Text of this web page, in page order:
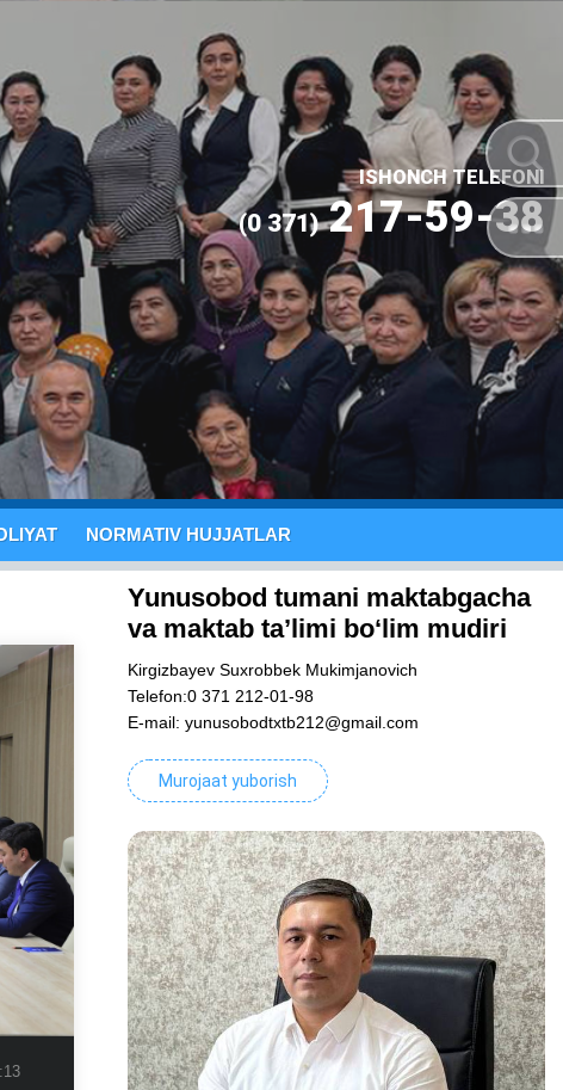
ISHONCH TELEFONI
(0 371)217-59-38
NORMATIV HUJJATLAR
Yunusobod tumani maktabgacha
va maktab ta’limi bo‘lim mudiri
Kirgizbayev Suxrobbek Mukimjanovich
Telefon:0 371 212-01-98
E-mail: yunusobodtxtb212@gmail.com
Murojaat yuborish